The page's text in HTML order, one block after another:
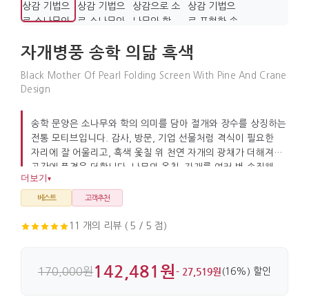
자개병풍 송학 의닮 흑색
Black Mother Of Pearl Folding Screen With Pine And Crane
Design
송학 문양은 소나무와 학의 의미를 담아 절개와 장수를 상징하는
전통 모티브입니다. 감사, 방문, 기업 선물처럼 격식이 필요한
자리에 잘 어울리고, 흑색 옻칠 위 천연 자개의 광채가 더해져
공간에 품격을 더합니다. 나무와 옻칠, 자개를 여러 번 손질해
만든 나전칠기 병풍으로 마감도 깔끔합니다.
더보기 ▾
베스트 고객추천
11 개의 리뷰 ( 5 / 5 점)
170,000원142,481원- 27,519원 (16%) 할인